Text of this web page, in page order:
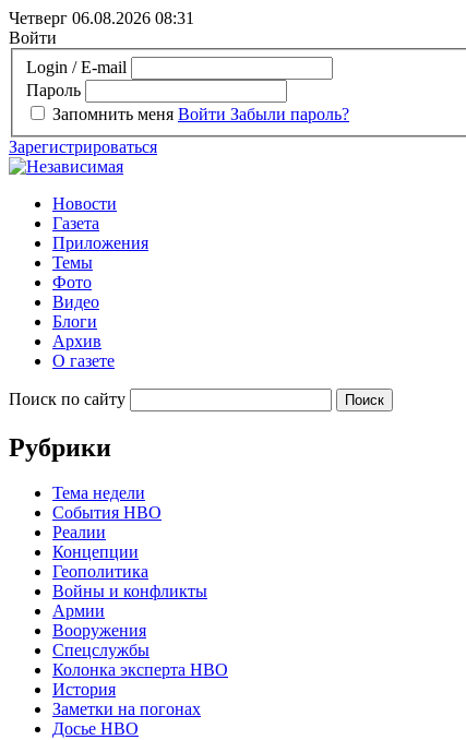
Четверг 06.08.2026 08:31
Войти
Login / E-mail
Пароль
Запомнить меня Войти Забыли пароль?
Зарегистрироваться
Новости
Газета
Приложения
Темы
Фото
Видео
Блоги
Архив
О газете
Поиск по сайту
Рубрики
Тема недели
События НВО
Реалии
Концепции
Геополитика
Войны и конфликты
Армии
Вооружения
Спецслужбы
Колонка эксперта НВО
История
Заметки на погонах
Досье НВО